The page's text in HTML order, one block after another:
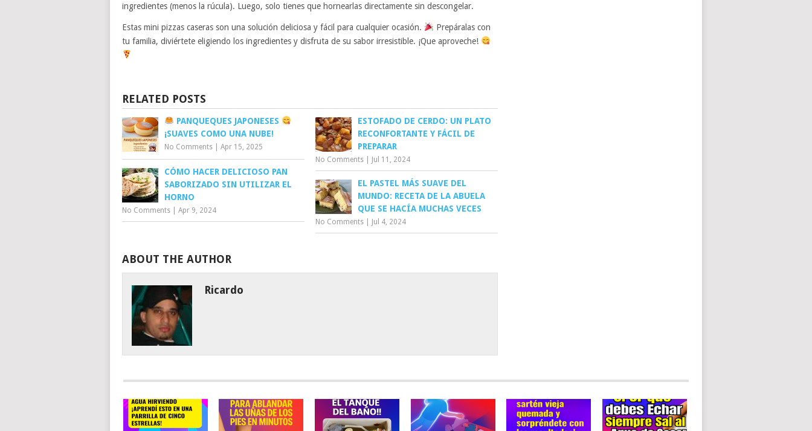
ingredientes (menos la rúcula). Luego, solo tienes que hornearlas directamente sin descongelar.
Estas mini pizzas caseras son una solución deliciosa y fácil para cualquier ocasión.
Prepáralas con
tu familia, diviértete eligiendo los ingredientes y disfruta de su sabor irresistible. ¡Que aproveche!
RELATED POSTS
PANQUEQUES JAPONESES
¡SUAVES COMO UNA NUBE!
No Comments Apr 15, 2025
ESTOFADO DE CERDO: UN PLATO
RECONFORTANTE Y FÁCIL DE
PREPARAR
No Comments Jul 11, 2024
CÓMO HACER DELICIOSO PAN
SABORIZADO SIN UTILIZAR EL
HORNO
No Comments Apr 9, 2024
EL PASTEL MÁS SUAVE DEL
MUNDO: RECETA DE LA ABUELA
QUE SE HACÍA MUCHAS VECES
No Comments Jul 4, 2024
ABOUT THE AUTHOR
Ricardo